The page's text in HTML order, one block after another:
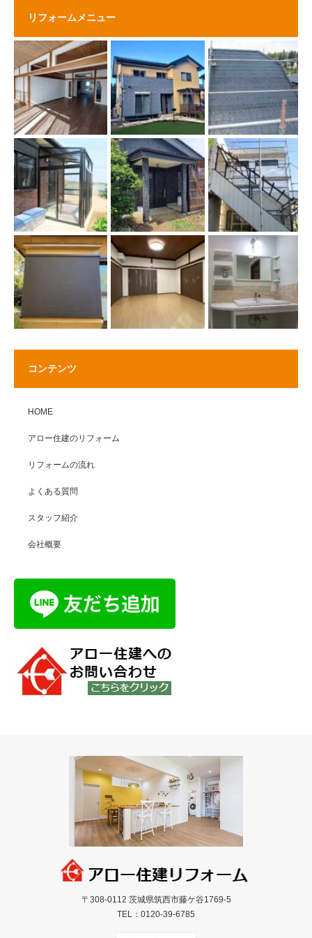
リフォームメニュー
コンテンツ
HOME
アロー住建のリフォーム
リフォームの流れ
よくある質問
スタッフ紹介
会社概要
〒308-0112 茨城県筑西市藤ケ谷1769-5
TEL： 0120-39-6785